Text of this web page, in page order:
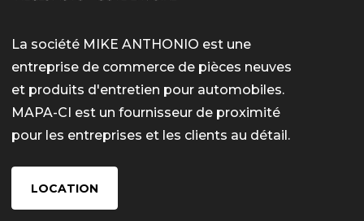
La société MIKE ANTHONIO est une
entreprise de commerce de pièces neuves
et produits d'entretien pour automobiles.
MAPA-CI est un fournisseur de proximité
pour les entreprises et les clients au détail.
LOCATION